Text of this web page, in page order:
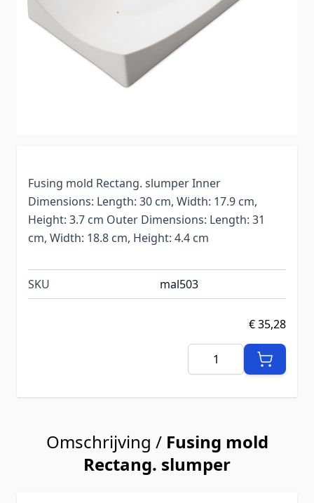
Fusing mold Rectang. slumper Inner
Dimensions: Length: 30 cm, Width: 17.9 cm,
Height: 3.7 cm Outer Dimensions: Length: 31
cm, Width: 18.8 cm, Height: 4.4 cm
SKU mal503
€ 35,28
Aantal
Omschrijving / Fusing mold
Rectang. slumper